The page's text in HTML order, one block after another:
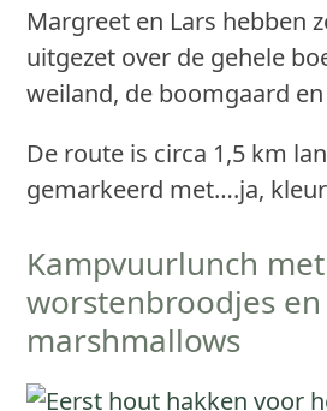
Margreet en Lars hebben
uitgezet over de gehele
weiland, de boomgaard
De route is circa 1,5 km
gemarkeerd met….ja,
Kampvuurlunch met
worstenbroodjes en
marshmallows